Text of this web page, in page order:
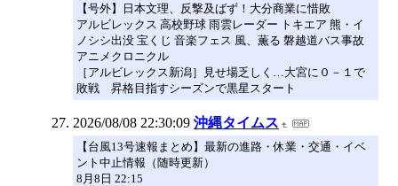
【号外】日本文理、反撃及ばず！大分商業に惜敗
アルビレックス 高校野球 雨雲レーダー トキエア 熊・イ
ノシシ出没 宝くじ 音楽フェス 風、薫る 磐越道バス事故
アニメクロニクル
［アルビレックス新潟］見せ場乏しく…大宮に０－１で
敗戦 昇格目指すシーズンで黒星スタート
2026/08/08 22:30:09 沖縄タイムス
【台風13号速報まとめ】最新の進路・休業・交通・イベ
ント中止情報（随時更新）
8月8日 22:15